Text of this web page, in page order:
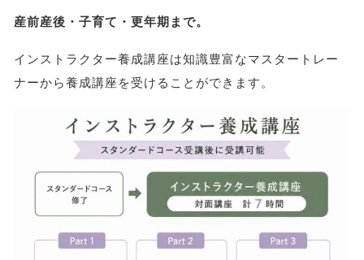
産前産後・子育て・更年期まで。
インストラクター養成講座は知識豊富なマスタートレー
ナーから養成講座を受けることができます。